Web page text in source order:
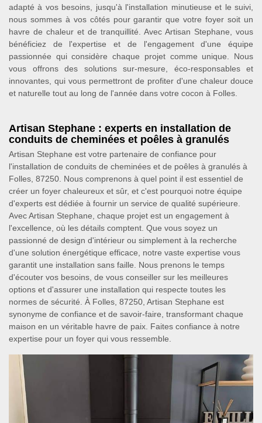
adapté à vos besoins, jusqu'à l'installation minutieuse et le suivi,
nous sommes à vos côtés pour garantir que votre foyer soit un
havre de chaleur et de tranquillité. Avec Artisan Stephane, vous
bénéficiez de l'expertise et de l'engagement d'une équipe
passionnée qui considère chaque projet comme unique. Nous
vous offrons des solutions sur-mesure, éco-responsables et
innovantes, qui vous permettront de profiter d'une chaleur douce
et naturelle tout au long de l'année dans votre cocon à Folles.
Artisan Stephane : experts en installation de
conduits de cheminées et poêles à granulés
Artisan Stephane est votre partenaire de confiance pour
l'installation de conduits de cheminées et de poêles à granulés à
Folles, 87250. Nous comprenons à quel point il est essentiel de
créer un foyer chaleureux et sûr, et c'est pourquoi notre équipe
d'experts est dédiée à fournir un service de qualité supérieure.
Avec Artisan Stephane, chaque projet est un engagement à
l'excellence, où les détails comptent. Que vous soyez un
passionné de design d'intérieur ou simplement à la recherche
d'une solution énergétique efficace, notre vaste expertise vous
garantit une installation sans faille. Nous prenons le temps
d'écouter vos besoins, de vous conseiller sur les meilleures
options et d'assurer une installation qui respecte toutes les
normes de sécurité. À Folles, 87250, Artisan Stephane est
synonyme de confiance et de savoir-faire, transformant chaque
maison en un véritable havre de paix. Faites confiance à notre
expertise pour un foyer qui vous ressemble.